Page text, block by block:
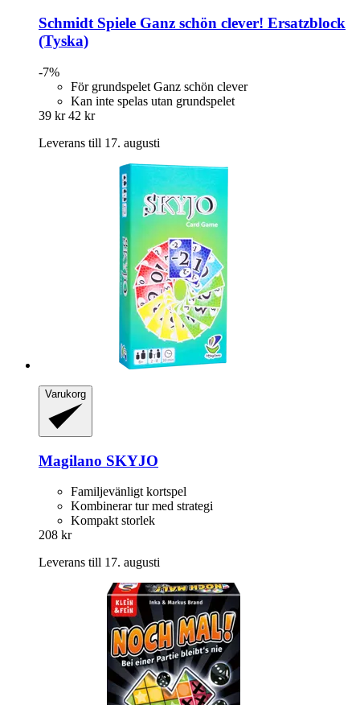
Schmidt Spiele Ganz schön clever! Ersatzblock
(Tyska)
-7%
För grundspelet Ganz schön clever
Kan inte spelas utan grundspelet
39 kr 42 kr
Leverans till 17. augusti
Varukorg
Magilano SKYJO
Familjevänligt kortspel
Kombinerar tur med strategi
Kompakt storlek
208 kr
Leverans till 17. augusti